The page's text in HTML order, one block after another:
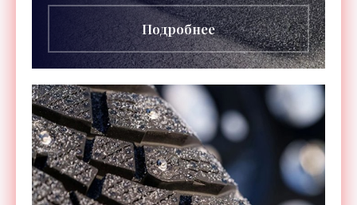
распыления жидкого
Подробнее